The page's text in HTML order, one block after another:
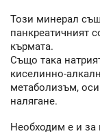
Този минерал
панкреатичният
кърмата.
Също така
киселинно-
метаболизъм,
налягане.
Необходим е и за